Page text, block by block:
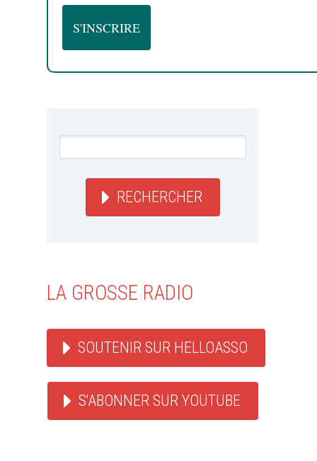
RECHERCHER
LA GROSSE RADIO
SOUTENIR SUR HELLOASSO
S'ABONNER SUR YOUTUBE